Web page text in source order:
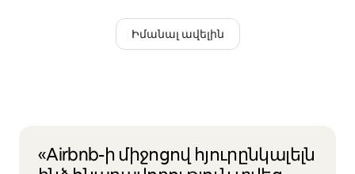
Իմանալ ավելին
«Airbnb-ի միջոցով հյուրընկալելն